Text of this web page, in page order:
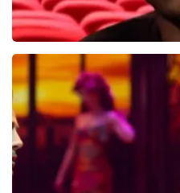
Jandino Asporaat
499+ reviews
BEKIJKEN